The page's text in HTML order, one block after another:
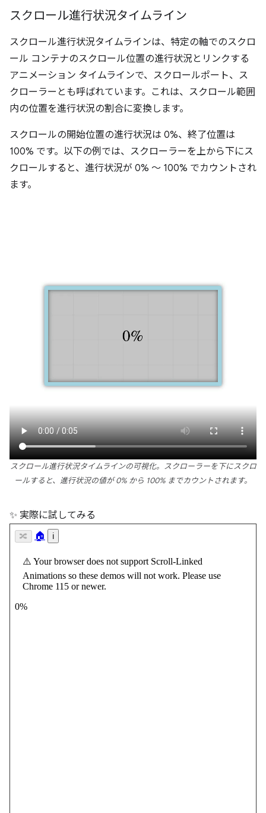
スクロール進行状況タイムライン
スクロール進行状況タイムラインは、特定の軸でのスクロ
ール コンテナのスクロール位置の進行状況とリンクする
アニメーション タイムラインで、スクロールポート、ス
クローラーとも呼ばれています。
これは、スクロール範囲
内の位置を進行状況の割合に変換します。
スクロールの開始位置の進行状況は 0%、終了位置は
100% です。以下の例では、スクローラーを上から下にス
クロールすると、進行状況が 0% ～ 100% でカウントされ
ます。
スクロール進行状況タイムラインの可視化。スクローラーを下にスクロ
ールすると、進行状況の値が 0% から 100% までカウントされます。
✨ 実際に試してみる